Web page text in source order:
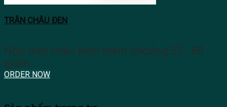
TRÂN CHÂU ĐEN
Hộp trân châu kèm thêm khoảng 55 - 60
gram
ORDER NOW